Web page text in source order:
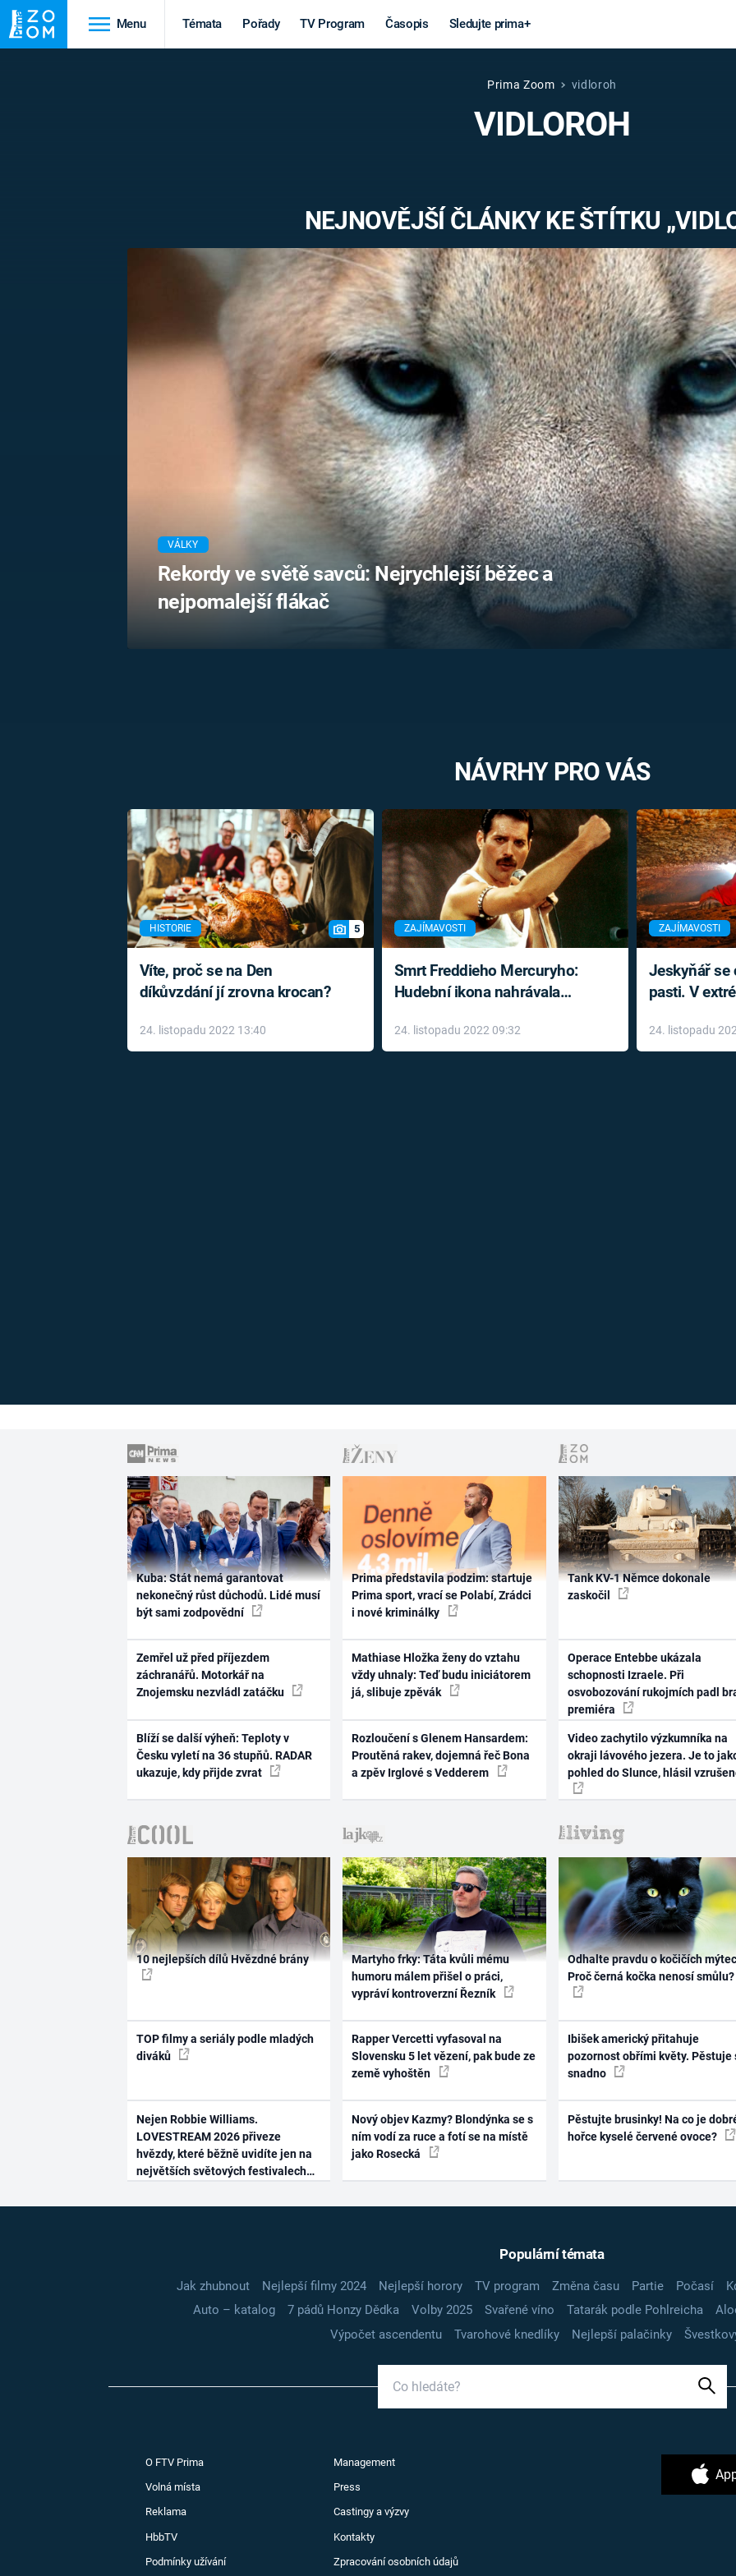
Menu Témata Pořady TV Program Časopis Sledujte prima+
STAROVĚKÝ EGYPT
Věda a
technika
MARS
VÁLEČNÉ
světová válka
Výročí
MARIE TEREZIE
NAPOLEON
BONAPARTE
KRÁLOVSKÁ
Záhady a
konspirace
UFO A
MIMOZEMŠŤANÉ
UTAJENÉ PŘÍBĚHY
ČESKÝCH DĚJIN
ALTERNATIVNÍ
HISTORIE
FILMY
REALITA
HORORY
REALITA
OPTICKÉ
KLAMY
Prima Zoom vidloroh
VIDLOROH
NEJNOVĚJŠÍ ČLÁNKY KE ŠTÍTKU
VÁLKY
Rekordy ve světě savců: Nejrychlejší běžec a
nejpomalejší flákač
NÁVRHY PRO VÁS
HISTORIE 5
Víte, proč se na Den
díkůvzdání jí zrovna krocan?
24. listopadu 2022 13:40
ZAJÍMAVOSTI
Smrt Freddieho Mercuryho:
Hudební ikona nahrávala
léky
24. listopadu 2022 09:32
ZAJÍMAVOSTI
Jeskyňář se
pasti. V
24. listopadu
Kuba: Stát nemá garantovat
nekonečný růst důchodů. Lidé musí
být sami zodpovědní
Zemřel už před příjezdem
záchranářů. Motorkář na
Znojemsku nezvládl zatáčku
Blíží se další výheň: Teploty v
Česku vyletí na 36 stupňů. RADAR
ukazuje, kdy přijde zvrat
Prima představila podzim: startuje
Prima sport, vrací se Polabí, Zrádci
i nové kriminálky
Mathiase Hložka ženy do vztahu
vždy uhnaly: Teď budu iniciátorem
já, slibuje zpěvák
Rozloučení s Glenem Hansardem:
Proutěná rakev, dojemná řeč Bona
a zpěv Irglové s Vedderem
Tank KV-1 Němce dokonale
zaskočil
Operace Entebbe ukázala
schopnosti Izraele. Při
osvobozování rukojmích padl
premiéra
Video zachytilo výzkumníka na
okraji lávového jezera. Je to
pohled do Slunce, hlásil
10 nejlepších dílů Hvězdné brány
TOP filmy a seriály podle mladých
diváků
Nejen Robbie Williams.
LOVESTREAM 2026 přiveze
hvězdy, které běžně uvidíte jen na
největších světových festivalech
Martyho frky: Táta kvůli mému
humoru málem přišel o práci,
vypráví kontroverzní Řezník
Rapper Vercetti vyfasoval na
Slovensku 5 let vězení, pak bude ze
země vyhoštěn
Nový objev Kazmy? Blondýnka se s
ním vodí za ruce a fotí se na místě
jako Rosecká
Odhalte pravdu o kočičích
Proč černá kočka nenosí smůlu?
Ibišek americký přitahuje
pozornost obřími květy. Pěstuje
snadno
Pěstujte brusinky! Na co je
hořce kyselé červené ovoce?
Populární témata
Jak zhubnout Nejlepší filmy 2024 Nejlepší horory TV program Změna času Partie Počasí
Auto – katalog
7 pádů Honzy Dědka Volby 2025 Svařené víno Tatarák podle Pohlreicha
Výpočet ascendentu
Tvarohové knedlíky Nejlepší palačinky
O FTV Prima Management
Volná místa Press
Reklama Castingy a výzvy
HbbTV Kontakty
Podmínky užívání Zpracování osobních údajů